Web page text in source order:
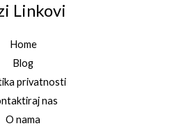
Linkovi
Home
Blog
privatnosti
nas
O nama